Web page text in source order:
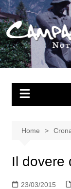
Salta
al
contenuto
Home
Il dovere
23/03/2015